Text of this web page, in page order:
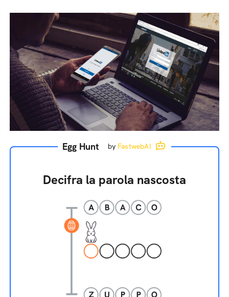
Egg Hunt by FastwebAI
Decifra la parola nascosta